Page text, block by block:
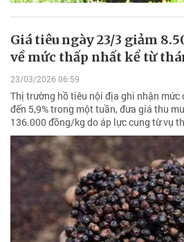
Giá tiêu ngày 23/3 giảm
về mức thấp nhất kể từ
23/03/2026 06:59
Thị trường hồ tiêu nội địa ghi nhận mức
đến 5,9% trong một tuần, đưa giá thu
136.000 đồng/kg do áp lực cung từ vụ